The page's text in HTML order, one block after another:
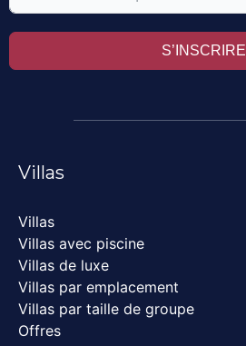
S’INSCRIRE
Villas
Villas
Villas avec piscine
Villas de luxe
Villas par emplacement
Villas par taille de groupe
Offres